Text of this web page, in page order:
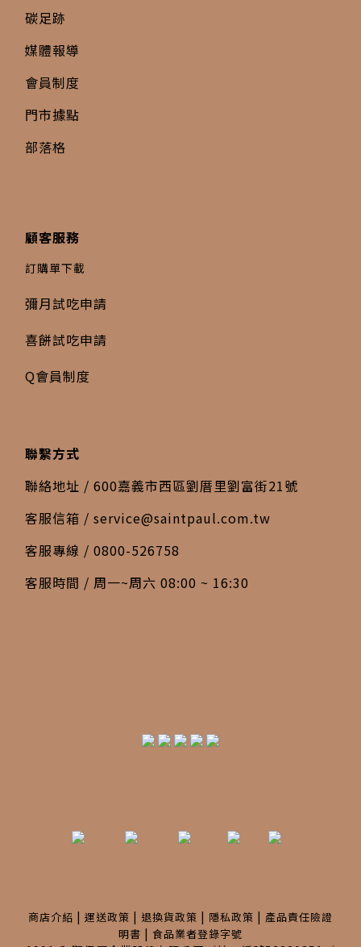
碳足跡
媒體報導
會員制度
門市據點
部落格
顧客服務
訂購單下載
彌月試吃申請
喜餅試吃申請
Q會員制度
聯繫方式
聯絡地址 / 600嘉義市西區劉厝里劉富街21號
客服信箱 / service@saintpaul.com.tw
客服專線 / 0800-526758
客服時間 / 周一~周六 08:00 ~ 16:30
商店介紹 | 運送政策 | 退換貨政策 | 隱私政策 | 產品責任險證
明書 | 食品業者登錄字號